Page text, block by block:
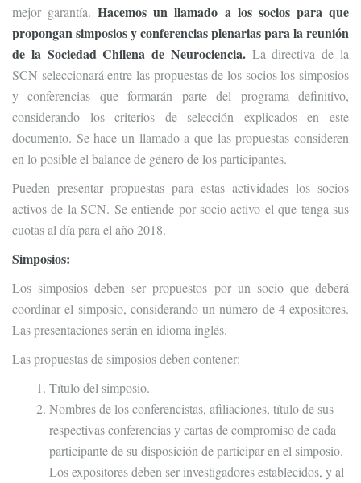
mejor garantía.Hacemos un llamado a los socios para que
propongan simposios y conferencias plenarias para la reunión
de la Sociedad Chilena de Neurociencia.La directiva de la
SCN seleccionará entre las propuestas de los socios los simposios
y conferencias que formarán parte del programa definitivo,
considerando los criterios de selección explicados en este
documento. Se hace un llamado a que las propuestas consideren
en lo posible el balance de género de los participantes.
Pueden presentar propuestas para estas actividades los socios
activos de la SCN. Se entiende por socio activo el que tenga sus
cuotas al día para el año 2018.
Simposios:
Los simposios deben ser propuestos por un socio que deberá
coordinar el simposio, considerando un número de 4 expositores.
Las presentaciones serán en idioma inglés.
Las propuestas de simposios deben contener:
Título del simposio.
Nombres de los conferencistas, afiliaciones, título de sus
respectivas conferencias y cartas de compromiso de cada
participante de su disposición de participar en el simposio.
Los expositores deben ser investigadores establecidos, y al